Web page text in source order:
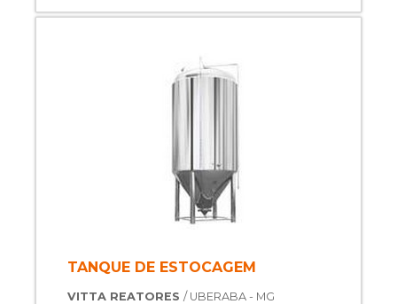
durabilidade dos materiais, além de evitar
de peças defeituosas. Assim, é possível ...
TANQUE DE ESTOCAGEM
VITTA REATORES / UBERABA - MG